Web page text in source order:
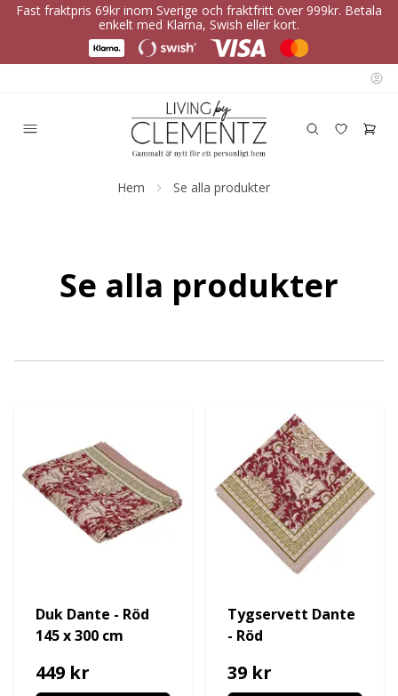
Fast fraktpris 69kr inom Sverige och fraktfritt över 999kr. Betala
enkelt med Klarna, Swish eller kort.
Hem Se alla produkter
Se alla produkter
Duk Dante - Röd
145 x 300 cm
449 kr
Tygservett Dante
- Röd
39 kr